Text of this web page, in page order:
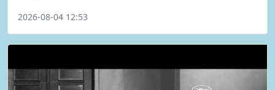
2026-08-04 12:53